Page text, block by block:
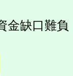
金缺口難負